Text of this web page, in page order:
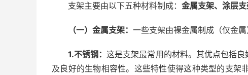
支架主要由以下五种材料制成： 金属支架、涂层
（一）金属支架： 一些支架由裸金属制成（仅金属
1.不锈钢：这是支架最常用的材料。其优点包括
及良好的生物相容性。这些特性使得这种类型的支架